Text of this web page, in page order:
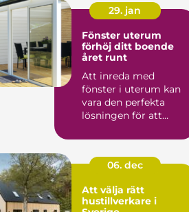
29. jan
Fönster uterum
förhöj ditt boende
året runt
Att inreda med
fönster i uterum kan
vara den perfekta
lösningen för att
användningen av
ute...
06. dec
Att välja rätt
hustillverkare i